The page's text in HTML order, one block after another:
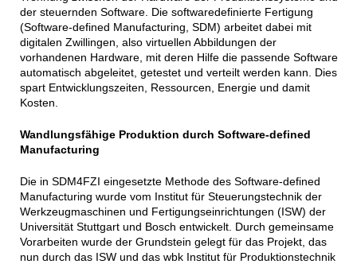
der steuernden Software. Die softwaredefinierte Fertigung
(Software-defined Manufacturing, SDM) arbeitet dabei mit
digitalen Zwillingen, also virtuellen Abbildungen der
vorhandenen Hardware, mit deren Hilfe die passende Software
automatisch abgeleitet, getestet und verteilt werden kann. Dies
spart Entwicklungszeiten, Ressourcen, Energie und damit
Kosten.
Wandlungsfähige Produktion durch Software-defined
Manufacturing
Die in SDM4FZI eingesetzte Methode des Software-defined
Manufacturing wurde vom Institut für Steuerungstechnik der
Werkzeugmaschinen und Fertigungseinrichtungen (ISW) der
Universität Stuttgart und Bosch entwickelt. Durch gemeinsame
Vorarbeiten wurde der Grundstein gelegt für das Projekt, das
nun durch das ISW und das wbk Institut für Produktionstechnik